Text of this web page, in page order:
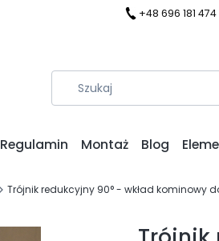
+48 696 181 474
Regulamin Montaż Blog
Trójnik redukcyjny 90° - wkład kominowy